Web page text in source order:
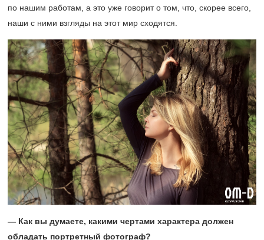
по нашим работам, а это уже говорит о том, что, скорее всего,
наши с ними взгляды на этот мир сходятся.
— Как вы думаете, какими чертами характера должен
обладать портретный фотограф?